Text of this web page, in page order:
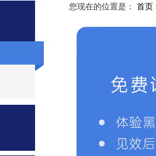
您现在的位置是： 首页